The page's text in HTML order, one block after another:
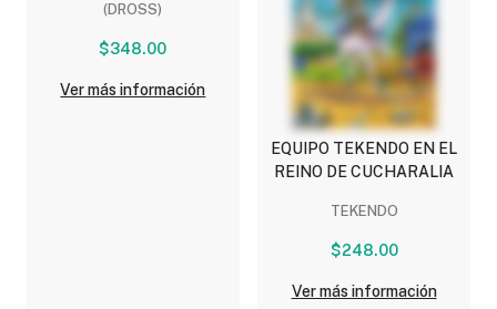
(DROSS)
$348.00
Ver más información
EQUIPO TEKENDO EN EL
REINO DE CUCHARALIA
TEKENDO
$248.00
Ver más información